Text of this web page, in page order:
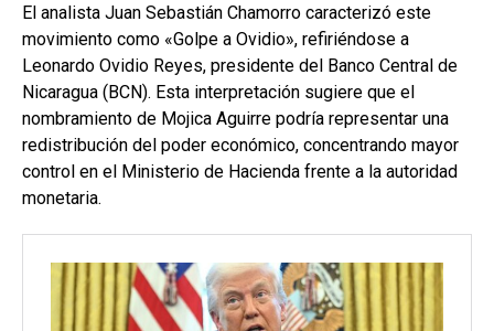
El analista Juan Sebastián Chamorro caracterizó este
movimiento como «Golpe a Ovidio», refiriéndose a
Leonardo Ovidio Reyes, presidente del Banco Central de
Nicaragua (BCN). Esta interpretación sugiere que el
nombramiento de Mojica Aguirre podría representar una
redistribución del poder económico, concentrando mayor
control en el Ministerio de Hacienda frente a la autoridad
monetaria.